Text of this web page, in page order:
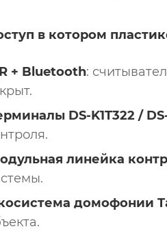
в котором
+ Bluetooth:
DS-K1T322 /
линейка
домофонии